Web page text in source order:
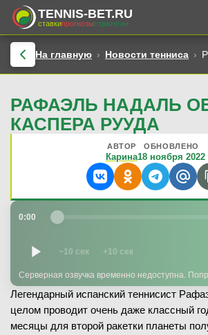
TENNIS-BET.RU
ставкипрогнозыстратегии
На главную Новости тенниса
РАФАЭЛЬ НАДАЛЬ
КАСПЕРА РУУДА
АВТОР
Карина
ОБНОВЛЕНО
18 ноября 2022
0:00
−10 сек +10 сек
Серверная озвучка временно недоступна.
Легендарный испанский теннисист
целом проводит очень даже классный
месяцы для второй ракетки планеты